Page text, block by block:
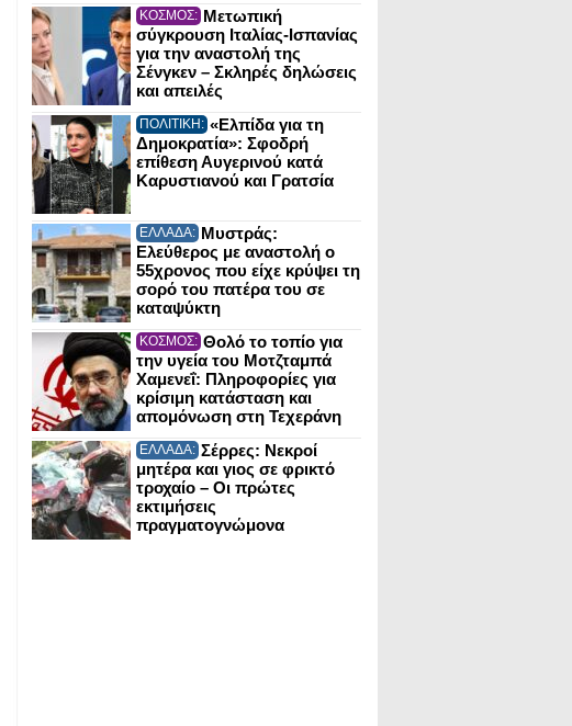
ΚΟΣΜΟΣ: Μετωπική
σύγκρουση Ιταλίας-Ισπανίας
για την αναστολή της
Σένγκεν – Σκληρές δηλώσεις
και απειλές
ΠΟΛΙΤΙΚΗ: «Ελπίδα για τη
Δημοκρατία»: Σφοδρή
επίθεση Αυγερινού κατά
Καρυστιανού και Γρατσία
ΕΛΛΑΔΑ: Μυστράς:
Ελεύθερος με αναστολή ο
55χρονος που είχε κρύψει τη
σορό του πατέρα του σε
καταψύκτη
ΚΟΣΜΟΣ: Θολό το τοπίο για
την υγεία του Μοτζταμπά
Χαμενεΐ: Πληροφορίες για
κρίσιμη κατάσταση και
απομόνωση στη Τεχεράνη
ΕΛΛΑΔΑ: Σέρρες: Νεκροί
μητέρα και γιος σε φρικτό
τροχαίο – Οι πρώτες
εκτιμήσεις
πραγματογνώμονα